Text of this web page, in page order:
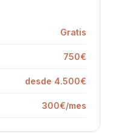
Gratis
750€
desde 4.500€
300€/mes